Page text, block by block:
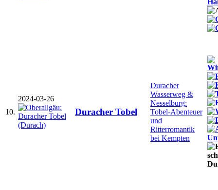
10.
2024-03-26
Duracher Tobel
Duracher
Wasserweg &
Nesselburg:
Tobel-Abenteuer
und
Ritterromantik
bei Kempten